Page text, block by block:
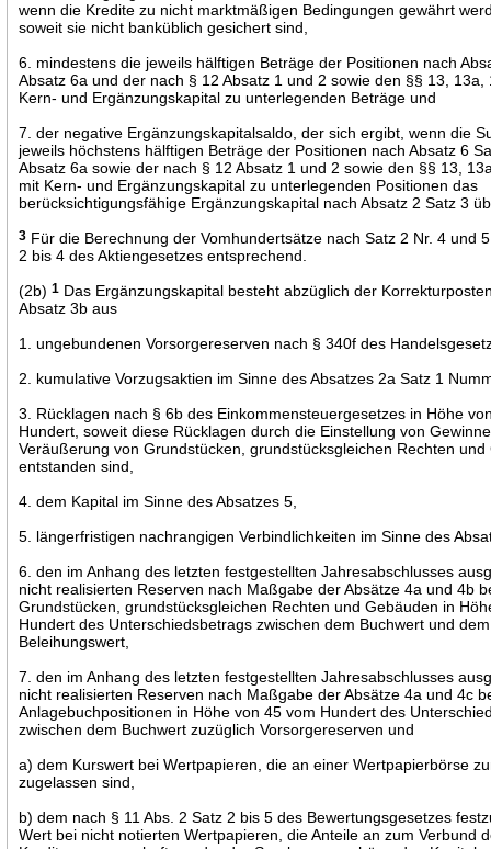
wenn die Kredite zu nicht marktmäßigen Bedingungen gewährt
soweit sie nicht banküblich gesichert sind,
6. mindestens die jeweils hälftigen Beträge der Positionen nach
Absatz 6a und der nach § 12 Absatz 1 und 2 sowie den §§ 13, 13a,
Kern- und Ergänzungskapital zu unterlegenden Beträge und
7. der negative Ergänzungskapitalsaldo, der sich ergibt, wenn die
jeweils höchstens hälftigen Beträge der Positionen nach Absatz 6
Absatz 6a sowie der nach § 12 Absatz 1 und 2 sowie den §§ 13,
mit Kern- und Ergänzungskapital zu unterlegenden Positionen das
berücksichtigungsfähige Ergänzungskapital nach Absatz 2 Satz 3
3 Für die Berechnung der Vomhundertsätze nach Satz 2 Nr. 4 und
2 bis 4 des Aktiengesetzes entsprechend.
(2b)1 Das Ergänzungskapital besteht abzüglich der
Absatz 3b aus
1. ungebundenen Vorsorgereserven nach § 340f des
2. kumulative Vorzugsaktien im Sinne des Absatzes 2a Satz 1
3. Rücklagen nach § 6b des Einkommensteuergesetzes in Höhe
Hundert, soweit diese Rücklagen durch die Einstellung von
Veräußerung von Grundstücken, grundstücksgleichen Rechten und
entstanden sind,
4. dem Kapital im Sinne des Absatzes 5,
5. längerfristigen nachrangigen Verbindlichkeiten im Sinne des
6. den im Anhang des letzten festgestellten Jahresabschlusses
nicht realisierten Reserven nach Maßgabe der Absätze 4a und 4b
Grundstücken, grundstücksgleichen Rechten und Gebäuden in
Hundert des Unterschiedsbetrags zwischen dem Buchwert und dem
Beleihungswert,
7. den im Anhang des letzten festgestellten Jahresabschlusses
nicht realisierten Reserven nach Maßgabe der Absätze 4a und 4c
Anlagebuchpositionen in Höhe von 45 vom Hundert des
zwischen dem Buchwert zuzüglich Vorsorgereserven und
a) dem Kurswert bei Wertpapieren, die an einer Wertpapierbörse
zugelassen sind,
b) dem nach § 11 Abs. 2 Satz 2 bis 5 des Bewertungsgesetzes
Wert bei nicht notierten Wertpapieren, die Anteile an zum Verbund